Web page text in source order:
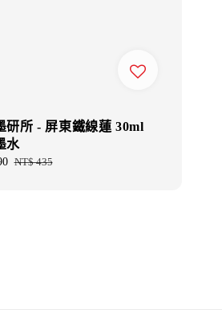
研所 - 屏東鐵線蓮 30ml
水
Regular
NT$ 435